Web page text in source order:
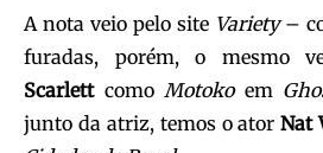
A nota veio pelo site Variety–
furadas, porém, o mesmo
ScarlettcomoMotokoem
junto da atriz, temos o atorNat